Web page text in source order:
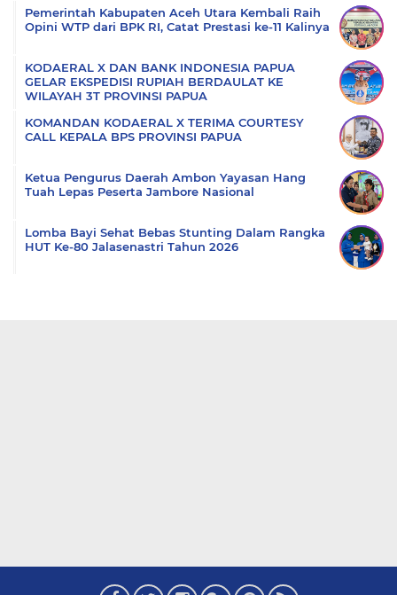
Pemerintah Kabupaten Aceh Utara Kembali Raih
Opini WTP dari BPK RI, Catat Prestasi ke-11 Kalinya
KODAERAL X DAN BANK INDONESIA PAPUA
GELAR EKSPEDISI RUPIAH BERDAULAT KE
WILAYAH 3T PROVINSI PAPUA
KOMANDAN KODAERAL X TERIMA COURTESY
CALL KEPALA BPS PROVINSI PAPUA
Ketua Pengurus Daerah Ambon Yayasan Hang
Tuah Lepas Peserta Jambore Nasional
Lomba Bayi Sehat Bebas Stunting Dalam Rangka
HUT Ke-80 Jalasenastri Tahun 2026